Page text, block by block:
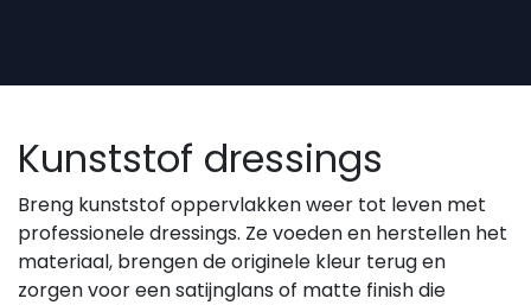
Kunststof dressings
Breng kunststof oppervlakken weer tot leven met
professionele dressings. Ze voeden en herstellen het
materiaal, brengen de originele kleur terug en
zorgen voor een satijnglans of matte finish die